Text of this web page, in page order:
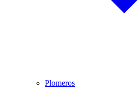
Plomeros